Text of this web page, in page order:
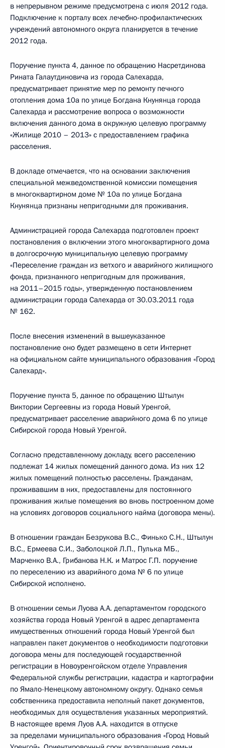
в непрерывном режиме предусмотрена с июля 2012 года.
Подключение к порталу всех лечебно-профилактических
учреждений автономного округа планируется в течение
2012 года.
Поручение пункта 4, данное по обращению Насретдинова
Рината Галаутдиновича из города Салехарда,
предусматривает принятие мер по ремонту печного
отопления дома 10а по улице Богдана Кнунянца города
Салехарда и рассмотрение вопроса о возможности
включения данного дома в окружную целевую программу
«Жилище 2010 – 2013» с предоставлением графика
расселения.
В докладе отмечается, что на основании заключения
специальной межведомственной комиссии помещения
в многоквартирном доме № 10а по улице Богдана
Кнунянца признаны непригодными для проживания.
Администрацией города Салехарда подготовлен проект
постановления о включении этого многоквартирного дома
в долгосрочную муниципальную целевую программу
«Переселение граждан из ветхого и аварийного жилищного
фонда, признанного непригодным для проживания,
на 2011–2015 годы», утвержденную постановлением
администрации города Салехарда от 30.03.2011 года
№ 162.
После внесения изменений в вышеуказанное
постановление оно будет размещено в сети Интернет
на официальном сайте муниципального образования «Город
Салехард».
Поручение пункта 5, данное по обращению Штылун
Виктории Сергеевны из города Новый Уренгой,
предусматривает расселение аварийного дома 6 по улице
Сибирской города Новый Уренгой.
Согласно представленному докладу, всего расселению
подлежат 14 жилых помещений данного дома. Из них 12
жилых помещений полностью расселены. Гражданам,
проживавшим в них, предоставлены для постоянного
проживания жилые помещения во вновь построенном доме
на условиях договоров социального найма (договора мены).
В отношении граждан Безрукова B.C., Финько С.Н., Штылун
B.C., Ермеева С.И., Заболоцкой Л.П., Пулька МБ.,
Марченко В.А., Грибанова Н.К. и Матрос Г.П. поручение
по переселению из аварийного дома № 6 по улице
Сибирской исполнено.
В отношении семьи Луова А.А. департаментом городского
хозяйства города Новый Уренгой в адрес департамента
имущественных отношений города Новый Уренгой был
направлен пакет документов о необходимости подготовки
договора мены для последующей государственной
регистрации в Новоуренгойском отделе Управления
Федеральной службы регистрации, кадастра и картографии
по Ямало-Ненецкому автономному округу. Однако семья
собственника предоставила неполный пакет документов,
необходимых для осуществления указанных мероприятий.
В настоящее время Луов А.А. находится в отпуске
за пределами муниципального образования «Город Новый